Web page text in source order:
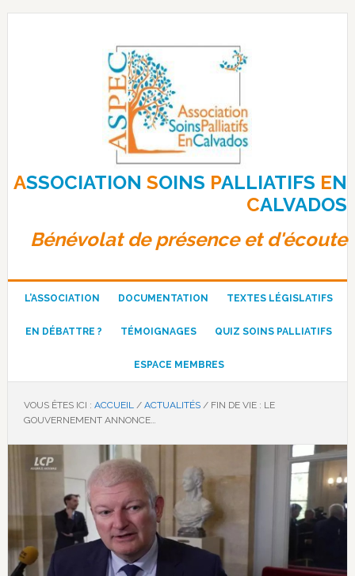
Passer
Passer
Passer
ASSOCIATIONSOINS PALLIATIFS EN
CALVADOS
Bénévolat de présence et d'écoute
L’ASSOCIATION DOCUMENTATION TEXTES LÉGISLATIFS
EN DÉBATTRE ? TÉMOIGNAGES QUIZ SOINS PALLIATIFS
ESPACE MEMBRES
VOUS ÊTES ICI : ACCUEIL / ACTUALITÉS /FIN DE VIE : LE
GOUVERNEMENT ANNONCE…